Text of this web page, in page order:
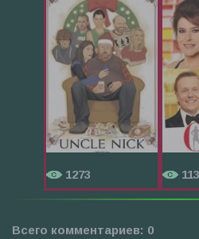
1273
Всего комментариев: 0